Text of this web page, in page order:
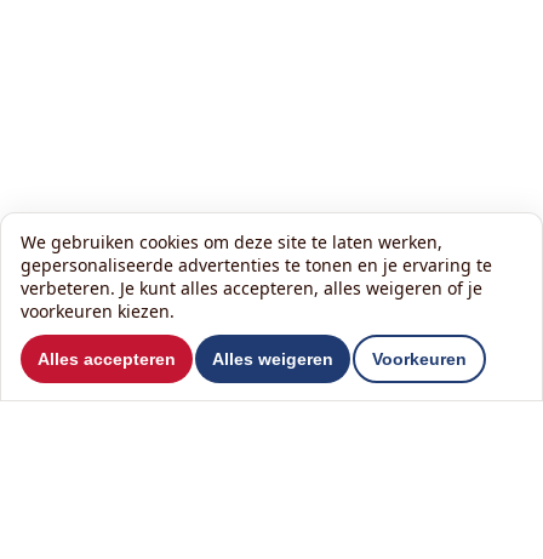
Wil je ons volgen?
Lees onze nieuwsbrief:
We gebruiken cookies om deze site te laten werken,
gepersonaliseerde advertenties te tonen en je ervaring te
verbeteren. Je kunt alles accepteren, alles weigeren of je
voorkeuren kiezen.
Alles accepteren Alles weigeren Voorkeuren